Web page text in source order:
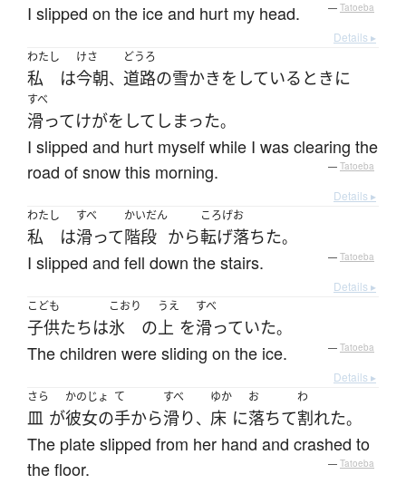
I slipped on the ice and hurt my head. — Tatoeba
Details ▸
わたし
私 は
けさ
今朝、
どうろ
道路の雪かきを している ときに
すべ
滑ってけがを して しまった。
I slipped and hurt myself while I was clearing the
road of snow this morning.
— Tatoeba
Details ▸
わたし
私 は
すべ
滑って
かいだん
階段 から
ころげお
転げ落ちた。
I slipped and fell down the stairs. — Tatoeba
Details ▸
こども
子供たちは
こおり
氷 の
うえ
上 を
すべ
滑っていた。
The children were sliding on the ice. — Tatoeba
Details ▸
さら
皿 が
かのじょ
彼女の
て
手から
すべ
滑り、
ゆか
床 に
お
落ちて
わ
割れた。
The plate slipped from her hand and crashed to
the floor.
— Tatoeba